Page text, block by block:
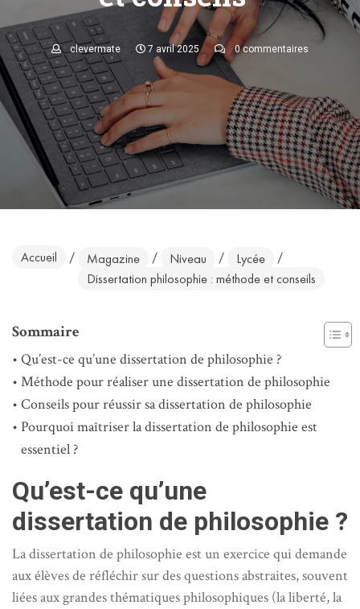
clevermate 7 avril 2025 0 commentaires
Accueil / Magazine / Niveau / Lycée /
Dissertation philosophie : méthode et conseils
Sommaire
Qu’est-ce qu’une dissertation de philosophie ?
Méthode pour réaliser une dissertation de philosophie
Conseils pour réussir sa dissertation de philosophie
Pourquoi maîtriser la dissertation de philosophie est
essentiel ?
Qu’est-ce qu’une
dissertation de philosophie ?
La dissertation de philosophie est un exercice qui demande
aux élèves de réfléchir sur des questions abstraites, souvent
liées aux grandes thématiques philosophiques (la liberté, la